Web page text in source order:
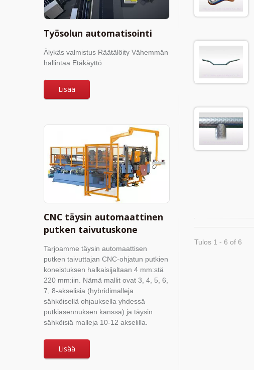
Työsolun automatisointi
Älykäs valmistus Räätälöity Vähemmän
hallintaa Etäkäyttö
Lisää
CNC täysin automaattinen
putken taivutuskone
Tarjoamme täysin automaattisen
putken taivuttajan CNC-ohjatun putkien
koneistuksen halkaisijaltaan 4 mm:stä
220 mm:iin. Nämä mallit ovat 3, 4, 5, 6,
7, 8-akselisia (hybridimalleja
sähköisellä ohjauksella yhdessä
putkiasennuksen kanssa) ja täysin
sähköisiä malleja 10-12 akselilla.
Lisää
Tulos 1 - 6 of 6